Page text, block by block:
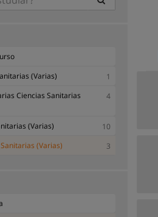
(Varias)
1
Ciencias Sanitarias
4
(Varias)
10
(Varias)
3